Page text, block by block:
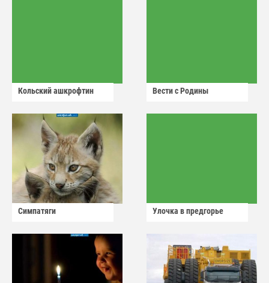
Кольский ашкрофтин Вести с Родины
Симпатяги Улочка в предгорье